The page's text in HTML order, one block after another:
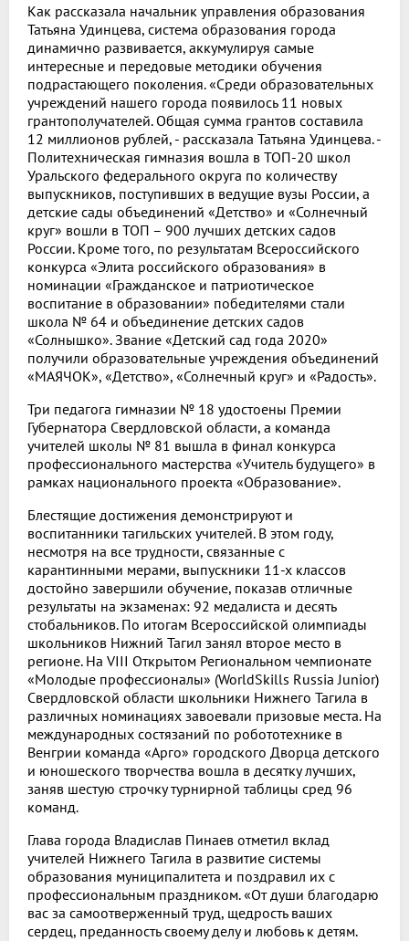
Как рассказала начальник управления образования
Татьяна Удинцева, система образования города
динамично развивается, аккумулируя самые
интересные и передовые методики обучения
подрастающего поколения. «Среди образовательных
учреждений нашего города появилось 11 новых
грантополучателей. Общая сумма грантов составила
12 миллионов рублей, - рассказала Татьяна Удинцева. -
Политехническая гимназия вошла в ТОП-20 школ
Уральского федерального округа по количеству
выпускников, поступивших в ведущие вузы России, а
детские сады объединений «Детство» и «Солнечный
круг» вошли в ТОП – 900 лучших детских садов
России. Кроме того, по результатам Всероссийского
конкурса «Элита российского образования» в
номинации «Гражданское и патриотическое
воспитание в образовании» победителями стали
школа № 64 и объединение детских садов
«Солнышко». Звание «Детский сад года 2020»
получили образовательные учреждения объединений
«МАЯЧОК», «Детство», «Солнечный круг» и «Радость».
Три педагога гимназии № 18 удостоены Премии
Губернатора Свердловской области, а команда
учителей школы № 81 вышла в финал конкурса
профессионального мастерства «Учитель будущего» в
рамках национального проекта «Образование».
Блестящие достижения демонстрируют и
воспитанники тагильских учителей. В этом году,
несмотря на все трудности, связанные с
карантинными мерами, выпускники 11-х классов
достойно завершили обучение, показав отличные
результаты на экзаменах: 92 медалиста и десять
стобальников. По итогам Всероссийской олимпиады
школьников Нижний Тагил занял второе место в
регионе. На VIII Открытом Региональном чемпионате
«Молодые профессионалы» (WorldSkills Russia Junior)
Свердловской области школьники Нижнего Тагила в
различных номинациях завоевали призовые места. На
международных состязаний по робототехнике в
Венгрии команда «Арго» городского Дворца детского
и юношеского творчества вошла в десятку лучших,
заняв шестую строчку турнирной таблицы сред 96
команд.
Глава города Владислав Пинаев отметил вклад
учителей Нижнего Тагила в развитие системы
образования муниципалитета и поздравил их с
профессиональным праздником. «От души благодарю
вас за самоотверженный труд, щедрость ваших
сердец, преданность своему делу и любовь к детям.